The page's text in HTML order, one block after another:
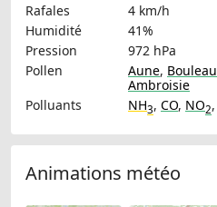
Rafales
4 km/h
Humidité
41%
Pression
972 hPa
Pollen
Aune, Bouleau
Ambroisie
Polluants
NH3, CO, NO2,
Animations météo